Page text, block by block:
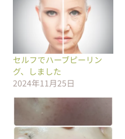
セルフでハーブピーリン
グ、しました
2024年11月25日